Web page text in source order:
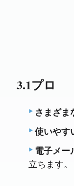
3.1プロ
さまざま
使いやす
電子メー
立ちます。